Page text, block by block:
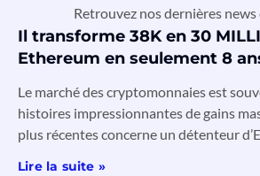
Retrouvez nos dernières
Il transforme 38K en 30
Ethereum en seulement 8
Le marché des cryptomonnaies est
histoires impressionnantes de gains
plus récentes concerne un détenteur
Lire la suite »